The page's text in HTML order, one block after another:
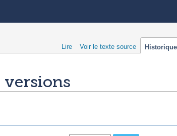
versions
Lire Voir le texte source Historique